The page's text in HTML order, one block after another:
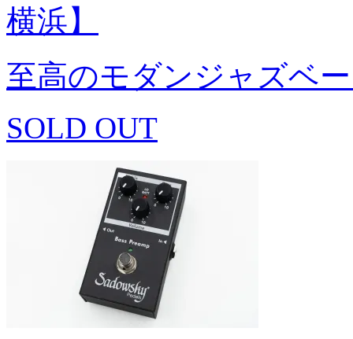
横浜】
至高のモダンジャズベ
SOLD OUT